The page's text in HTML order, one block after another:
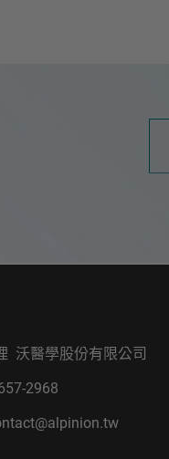
沃醫學股份有限公司
2968